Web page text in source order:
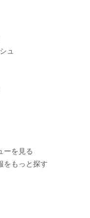
ュ
ーを見る
をもっと探す